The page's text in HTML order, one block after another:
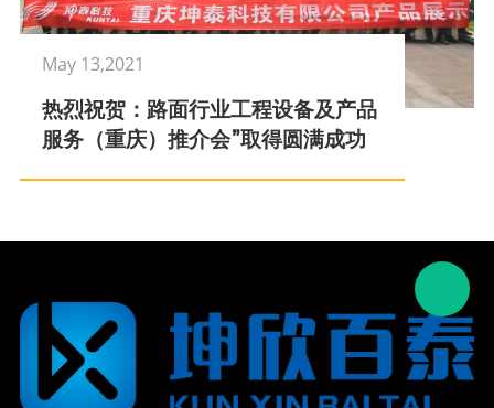
May 13,2021
热烈祝贺：路面行业工程设备及产品
服务（重庆）推介会”取得圆满成功